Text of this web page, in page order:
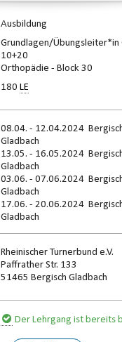
Ausbildung
Grundlagen/Übungsleiter*in
10+20
Orthopädie - Block 30
180 LE
08.04. - 12.04.2024
Gladbach
13.05. - 16.05.2024
Gladbach
03.06. - 07.06.2024
Gladbach
17.06. - 20.06.2024
Gladbach
Rheinischer Turnerbund e.V.
Paffrather Str. 133
51465 Bergisch Gladbach
Der Lehrgang ist bereits